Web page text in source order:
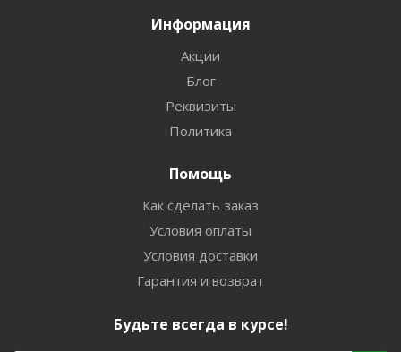
Информация
Акции
Блог
Реквизиты
Политика
Помощь
Как сделать заказ
Условия оплаты
Условия доставки
Гарантия и возврат
Будьте всегда в курсе!